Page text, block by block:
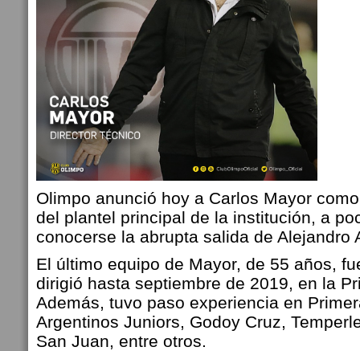
Olimpo anunció hoy a Carlos Mayor
del plantel principal de la institución, a
conocerse la abrupta salida de Alejandro
El último equipo de Mayor, de 55 años,
dirigió hasta septiembre de 2019, en la
Además, tuvo paso experiencia en
Argentinos Juniors, Godoy Cruz,
San Juan, entre otros.